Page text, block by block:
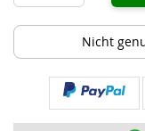
Nicht